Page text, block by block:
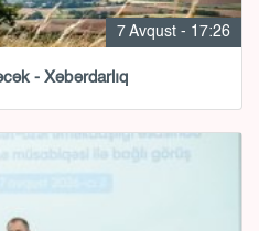
7 Avqust - 17:26
- Xəbərdarlıq